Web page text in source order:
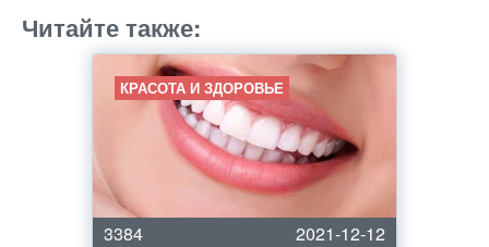
Читайте также:
КРАСОТА И ЗДОРОВЬЕ
3384
2021-12-12